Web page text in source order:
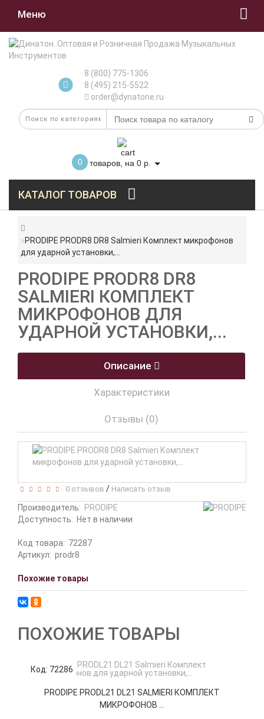
Меню
8 (800) 775-1306
8 (495) 215-5522
order@dynatone.ru
0 товаров, на 0 р.
КАТАЛОГ ТОВАРОВ
PRODIPE PRODR8 DR8 Salmieri Комплект микрофонов
для ударной установки,...
PRODIPE PRODR8 DR8
SALMIERI КОМПЛЕКТ
МИКРОФОНОВ ДЛЯ
УДАРНОЙ УСТАНОВКИ,...
Описание
Характеристики
Отзывы (0)
0 отзывов / Написать отзыв
Производитель: PRODIPE
Доступность: Нет в наличии
Код товара: 72287
Артикул: prodr8
Похожие товары
ПОХОЖИЕ ТОВАРЫ
Код: 72286
PRODIPE PRODL21 DL21 SALMIERI КОМПЛЕКТ
МИКРОФОНОВ ...